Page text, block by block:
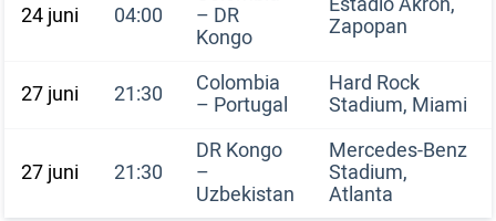
24 juni 04:00 – DR
Kongo Zapopan
27 juni 21:30 Colombia
– Portugal
Hard Rock
Stadium, Miami
27 juni 21:30
DR Kongo
–
Uzbekistan
Mercedes-Benz
Stadium,
Atlanta